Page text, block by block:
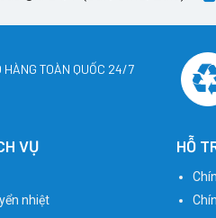
HÀNG TOÀN QUỐC 24/7
VỤ
nhiệt
HỖ